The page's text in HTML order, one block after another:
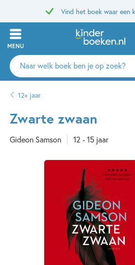
Vind het boek waar een
MENU
Zoeken
naar
auteurs
uitgevers
12+ jaar
Zwarte zwaan
Gideon Samson 12 - 15 jaar